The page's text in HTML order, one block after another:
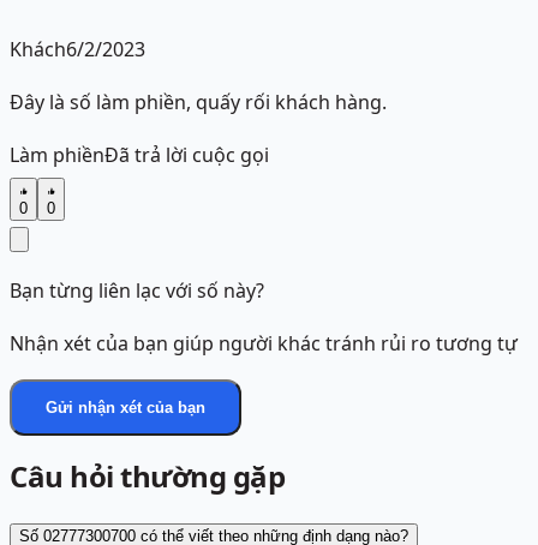
Khách6/2/2023
Đây là số làm phiền, quấy rối khách hàng.
Làm phiềnĐã trả lời cuộc gọi
0 0
Bạn từng liên lạc với số này?
Nhận xét của bạn giúp người khác tránh rủi ro tương tự
Gửi nhận xét của bạn
Câu hỏi thường gặp
Số 02777300700 có thể viết theo những định dạng nào?